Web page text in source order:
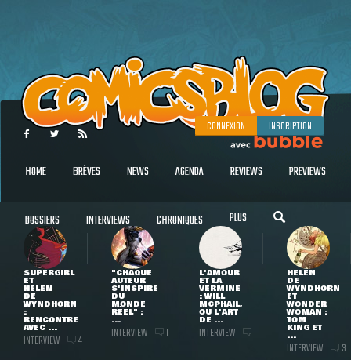
CONNEXION INSCRIPTION
HOME BRÈVES NEWS AGENDA REVIEWS PREVIEWS
DOSSIERS INTERVIEWS CHRONIQUES PLUS
SUPERGIRL
ET
HELEN
DE
WYNDHORN
:
RENCONTRE
AVEC ...
INTERVIEW 4
"CHAQUE
AUTEUR
S'INSPIRE
DU
MONDE
RÉEL" :
...
INTERVIEW 1
L'AMOUR
ET LA
VERMINE
: WILL
MCPHAIL,
OU L'ART
DE ...
INTERVIEW 1
HELEN
DE
WYNDHORN
ET
WONDER
WOMAN :
TOM
KING ET
...
INTERVIEW 3